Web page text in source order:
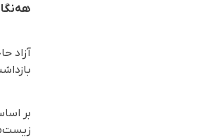
هه‌نگاو؛
آزاد